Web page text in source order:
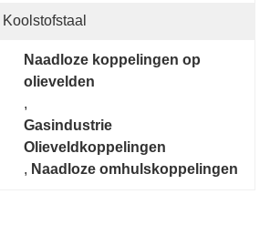
Koolstofstaal
Naadloze koppelingen op
olievelden
,
Gasindustrie
Olieveldkoppelingen
, Naadloze omhulskoppelingen